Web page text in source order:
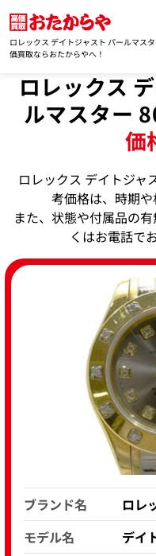
ロレックス デイトジャスト パールマス
価買取ならおたからやへ！
ロレックス
ルマスター
価
ロレックス デイトジャ
考価格は、時期や
また、状態や付属品の
くはお電話で
ブランド名
ロレ
モデル名
デイ